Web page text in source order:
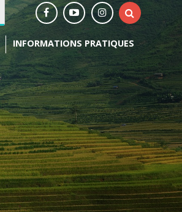
INFORMATIONS PRATIQUES